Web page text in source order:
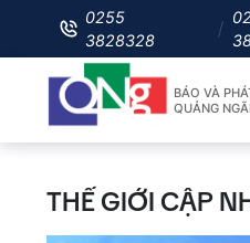
0255
3828328
BÁO VÀ
QUẢNG NGÃI
THẾ GIỚI CẬP